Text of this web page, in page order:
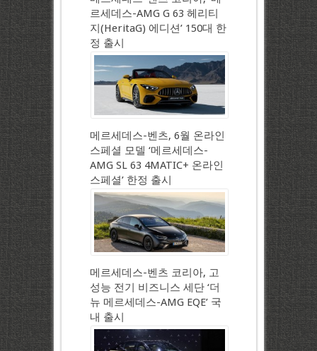
르세데스-AMG G 63 헤리티
지(HeritaG) 에디션’ 150대 한
정 출시
메르세데스-벤츠, 6월 온라인
스페셜 모델 ‘메르세데스-
AMG SL 63 4MATIC+ 온라인
스페셜’ 한정 출시
메르세데스-벤츠 코리아, 고
성능 전기 비즈니스 세단 ‘더
뉴 메르세데스-AMG EQE’ 국
내 출시